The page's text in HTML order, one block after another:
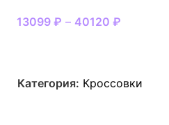
13099 ₽ – 40120 ₽
Категория: Кроссовки